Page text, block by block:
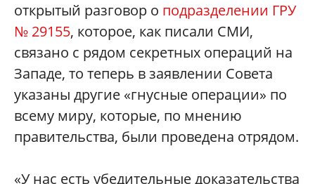
открытый разговор о подразделении ГРУ
№ 29155, которое, как писали СМИ,
связано с рядом секретных операций на
Западе, то теперь в заявлении Совета
указаны другие «гнусные операции» по
всему миру, которые, по мнению
правительства, были проведена отрядом.
«У нас есть убедительные доказательства